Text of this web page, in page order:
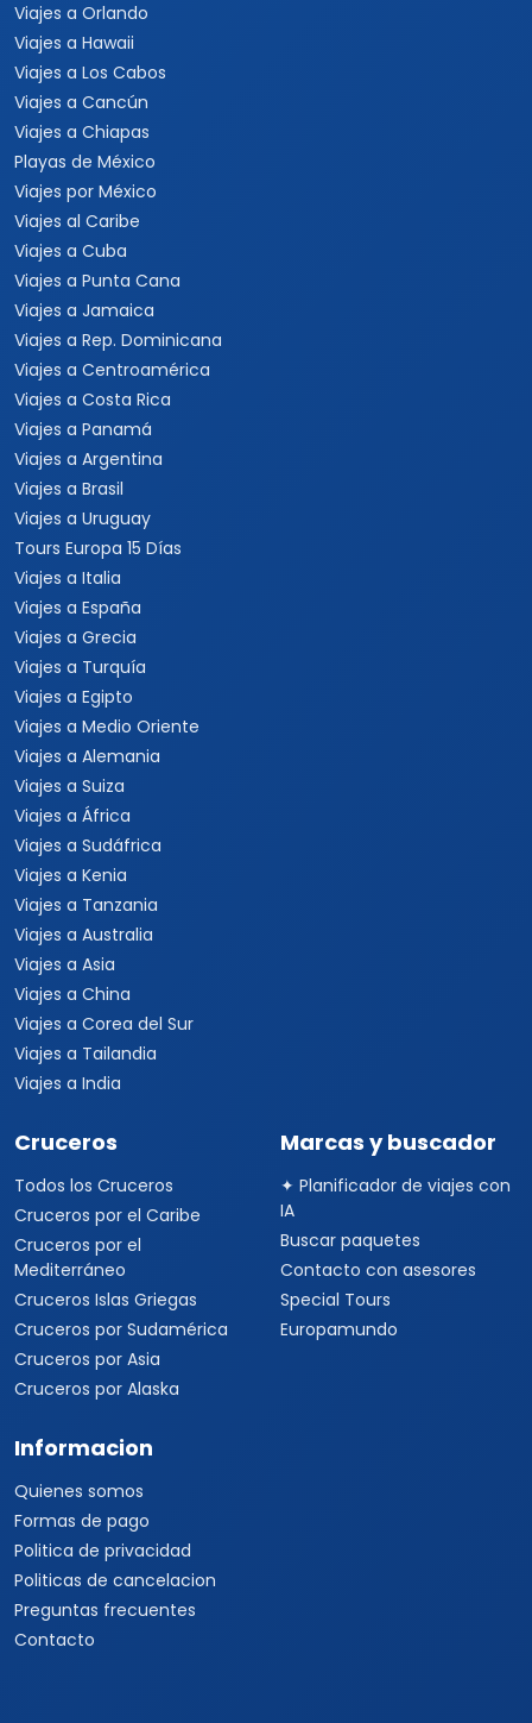
Viajes a Orlando
Viajes a Hawaii
Viajes a Los Cabos
Viajes a Cancún
Viajes a Chiapas
Playas de México
Viajes por México
Viajes al Caribe
Viajes a Cuba
Viajes a Punta Cana
Viajes a Jamaica
Viajes a Rep. Dominicana
Viajes a Centroamérica
Viajes a Costa Rica
Viajes a Panamá
Viajes a Argentina
Viajes a Brasil
Viajes a Uruguay
Tours Europa 15 Días
Viajes a Italia
Viajes a España
Viajes a Grecia
Viajes a Turquía
Viajes a Egipto
Viajes a Medio Oriente
Viajes a Alemania
Viajes a Suiza
Viajes a África
Viajes a Sudáfrica
Viajes a Kenia
Viajes a Tanzania
Viajes a Australia
Viajes a Asia
Viajes a China
Viajes a Corea del Sur
Viajes a Tailandia
Viajes a India
Cruceros
Todos los Cruceros
Cruceros por el Caribe
Cruceros por el
Mediterráneo
Cruceros Islas Griegas
Cruceros por Sudamérica
Cruceros por Asia
Cruceros por Alaska
Marcas y buscador
✦ Planificador de viajes con
IA
Buscar paquetes
Contacto con asesores
Special Tours
Europamundo
Informacion
Quienes somos
Formas de pago
Politica de privacidad
Politicas de cancelacion
Preguntas frecuentes
Contacto